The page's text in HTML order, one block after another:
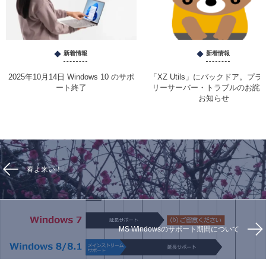
新着情報
2025年10月14日 Windows 10 のサポ
ート終了
新着情報
「XZ Utils」にバックドア。プラ
リーサーバー・トラブルのお詫
お知らせ
春よ来い！
MS Windowsのサポート期間について